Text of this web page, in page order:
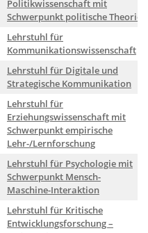
Politikwissenschaft mit
Schwerpunkt politische Theorie
Lehrstuhl für
Kommunikationswissenschaft
Lehrstuhl für Digitale und
Strategische Kommunikation
Lehrstuhl für
Erziehungswissenschaft mit
Schwerpunkt empirische
Lehr-/Lernforschung
Lehrstuhl für Psychologie mit
Schwerpunkt Mensch-
Maschine-Interaktion
Lehrstuhl für Kritische
Entwicklungsforschung –